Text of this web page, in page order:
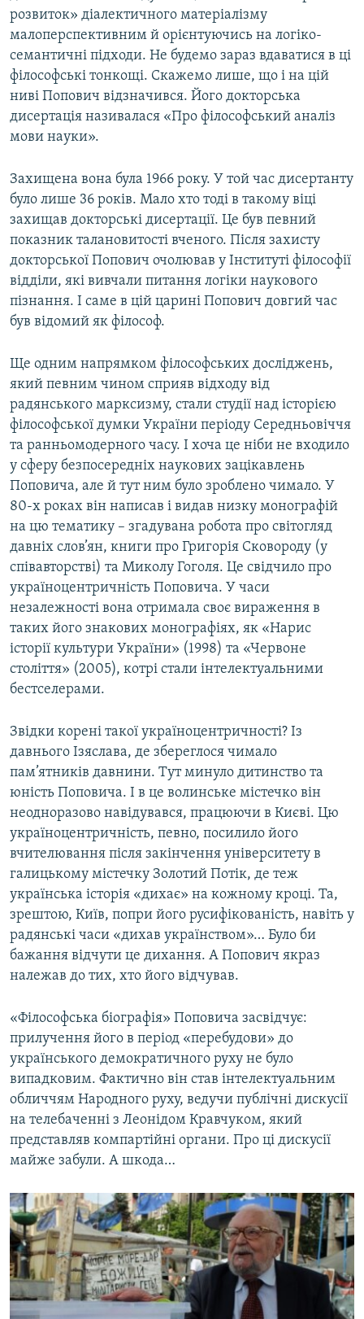
розвиток» діалектичного матеріалізму
малоперспективним й орієнтуючись на логіко-
семантичні підходи. Не будемо зараз вдаватися в ці
філософські тонкощі. Скажемо лише, що і на цій
ниві Попович відзначився. Його докторська
дисертація називалася «Про філософський аналіз
мови науки».
Захищена вона була 1966 року. У той час дисертанту
було лише 36 років. Мало хто тоді в такому віці
захищав докторські дисертації. Це був певний
показник талановитості вченого. Після захисту
докторської Попович очолював у Інституті філософії
відділи, які вивчали питання логіки наукового
пізнання. І саме в цій царині Попович довгий час
був відомий як філософ.
Ще одним напрямком філософських досліджень,
який певним чином сприяв відходу від
радянського марксизму, стали студії над історією
філософської думки України періоду Середньовіччя
та ранньомодерного часу. І хоча це ніби не входило
у сферу безпосередніх наукових зацікавлень
Поповича, але й тут ним було зроблено чимало. У
80-х роках він написав і видав низку монографій
на цю тематику – згадувана робота про світогляд
давніх слов’ян, книги про Григорія Сковороду (у
співавторстві) та Миколу Гоголя. Це свідчило про
україноцентричність Поповича. У часи
незалежності вона отримала своє вираження в
таких його знакових монографіях, як «Нарис
історії культури України» (1998) та «Червоне
століття» (2005), котрі стали інтелектуальними
бестселерами.
Звідки корені такої україноцентричності? Із
давнього Ізяслава, де збереглося чимало
пам’ятників давнини. Тут минуло дитинство та
юність Поповича. І в це волинське містечко він
неодноразово навідувався, працюючи в Києві. Цю
україноцентричність, певно, посилило його
вчителювання після закінчення університету в
галицькому містечку Золотий Потік, де теж
українська історія «дихає» на кожному кроці. Та,
зрештою, Київ, попри його русифікованість, навіть у
радянські часи «дихав українством»… Було би
бажання відчути це дихання. А Попович якраз
належав до тих, хто його відчував.
«Філософська біографія» Поповича засвідчує:
прилучення його в період «перебудови» до
українського демократичного руху не було
випадковим. Фактично він став інтелектуальним
обличчям Народного руху, ведучи публічні дискусії
на телебаченні з Леонідом Кравчуком, який
представляв компартійні органи. Про ці дискусії
майже забули. А шкода…